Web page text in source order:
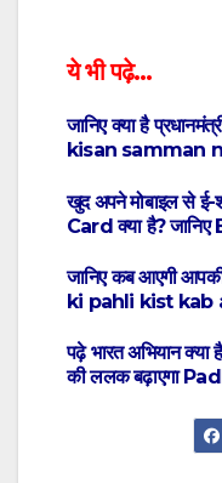
ये भी पढ़े…
जानिए क्या है
kisan samman
खुद अपने मोबाइल से
Card क्या है?
जानिए कब आएगी
ki pahli kist kab
पढ़े भारत अभियान
की ललक बढ़ाएगा